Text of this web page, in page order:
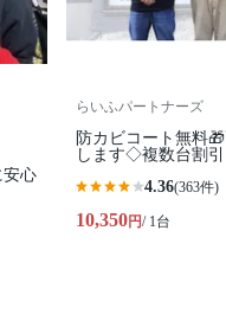
安心
らいふパートナーズ
防カビコート無料
します◇複数台割引
4.36(363件)
10,350円/ 1台